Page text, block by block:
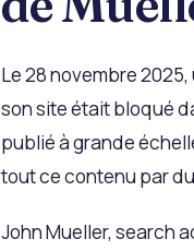
Le 28 novembre
son site était bloqué
publié à grande
tout ce contenu par
John Mueller, search